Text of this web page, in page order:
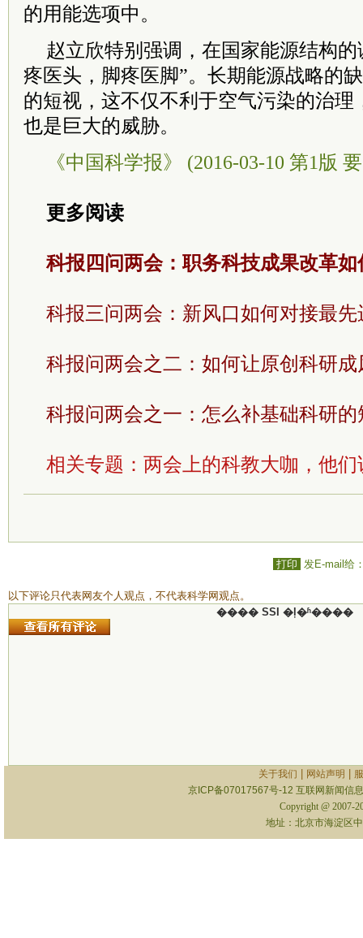
的用能选项中。
赵立欣特别强调，在国家能源结构
疼医头，脚疼医脚”。长期能源战略的
的短视，这不仅不利于空气污染的治理
也是巨大的威胁。
《中国科学报》 (2016-03-10 第1版
更多阅读
科报四问两会：职务科技成果改革如
科报三问两会：新风口如何对接最先
科报问两会之二：如何让原创科研成
科报问两会之一：怎么补基础科研的
相关专题： 两会上的科教大咖，他们
打印 发E-mail给
以下评论只代表网友个人观点，不代表科学网观点。
���� SSI �ļ�ʱ����
关于我们 网站声明
京ICP备07017567号-12 互联网新闻信
Copyright @ 2007-
地址：北京市海淀区